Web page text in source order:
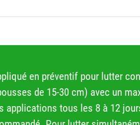
en préventif pour lutter
de 15-30 cm) avec un
applications tous les 8 à 12